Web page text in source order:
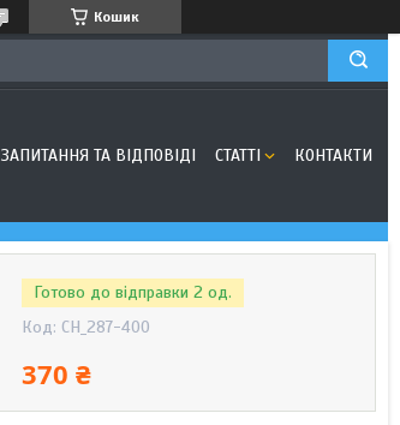
Кошик
ЗАПИТАННЯ ТА ВІДПОВІДІ СТАТТІ КОНТАКТИ
Готово до відправки 2 од.
Код: CH_287-400
370 ₴